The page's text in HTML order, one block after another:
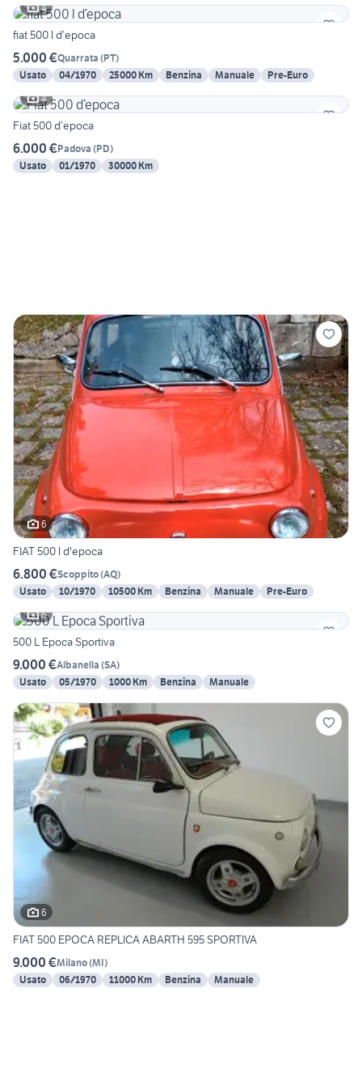
4
fiat 500 l d’epoca
5.000 €Quarrata (PT)
Usato
04/1970 25000 Km Benzina Manuale
Pre-Euro
4
Fiat 500 d’epoca
6.000 €Padova (PD)
Usato
01/1970 30000 Km
6
FIAT 500 l d'epoca
6.800 €Scoppito(AQ)
Usato
10/1970 10500 Km Benzina Manuale
Pre-Euro
6
500 L Epoca Sportiva
9.000 €Albanella (SA)
Usato
05/1970 1000 Km Benzina Manuale
6
FIAT 500 EPOCA REPLICA ABARTH 595 SPORTIVA
9.000 €Milano(MI)
Usato
06/1970 11000 Km Benzina Manuale